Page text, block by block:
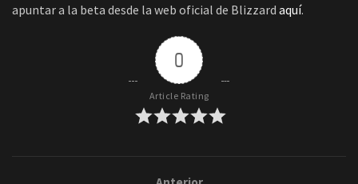
apuntar a la beta desde la web oficial de Blizzard aquí.
0
Article Rating